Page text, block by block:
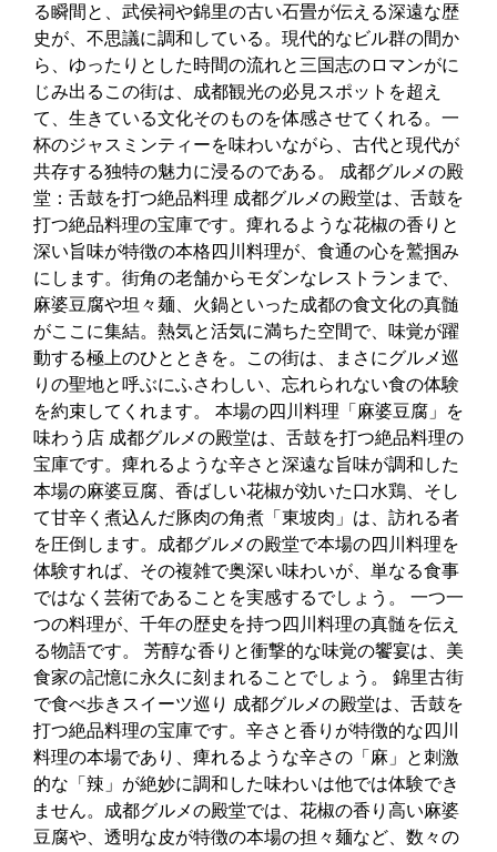
る瞬間と、武侯祠や錦里の古い石畳が伝える深遠な歴
史が、不思議に調和している。現代的なビル群の間か
ら、ゆったりとした時間の流れと三国志のロマンがに
じみ出るこの街は、成都観光の必見スポットを超え
て、生きている文化そのものを体感させてくれる。一
杯のジャスミンティーを味わいながら、古代と現代が
共存する独特の魅力に浸るのである。 成都グルメの殿
堂：舌鼓を打つ絶品料理 成都グルメの殿堂は、舌鼓を
打つ絶品料理の宝庫です。痺れるような花椒の香りと
深い旨味が特徴の本格四川料理が、食通の心を鷲掴み
にします。街角の老舗からモダンなレストランまで、
麻婆豆腐や坦々麺、火鍋といった成都の食文化の真髄
がここに集結。熱気と活気に満ちた空間で、味覚が躍
動する極上のひとときを。この街は、まさにグルメ巡
りの聖地と呼ぶにふさわしい、忘れられない食の体験
を約束してくれます。 本場の四川料理「麻婆豆腐」を
味わう店 成都グルメの殿堂は、舌鼓を打つ絶品料理の
宝庫です。痺れるような辛さと深遠な旨味が調和した
本場の麻婆豆腐、香ばしい花椒が効いた口水鶏、そし
て甘辛く煮込んだ豚肉の角煮「東坡肉」は、訪れる者
を圧倒します。成都グルメの殿堂で本場の四川料理を
体験すれば、その複雑で奥深い味わいが、単なる食事
ではなく芸術であることを実感するでしょう。 一つ一
つの料理が、千年の歴史を持つ四川料理の真髄を伝え
る物語です。 芳醇な香りと衝撃的な味覚の饗宴は、美
食家の記憶に永久に刻まれることでしょう。 錦里古街
で食べ歩きスイーツ巡り 成都グルメの殿堂は、舌鼓を
打つ絶品料理の宝庫です。辛さと香りが特徴的な四川
料理の本場であり、痺れるような辛さの「麻」と刺激
的な「辣」が絶妙に調和した味わいは他では体験でき
ません。成都グルメの殿堂では、花椒の香り高い麻婆
豆腐や、透明な皮が特徴の本場の担々麺など、数々の